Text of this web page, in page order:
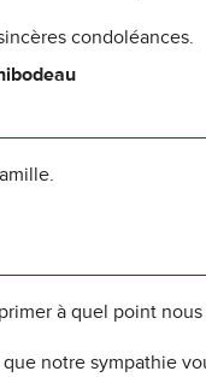
condoléances.
à quel point
notre sympathie